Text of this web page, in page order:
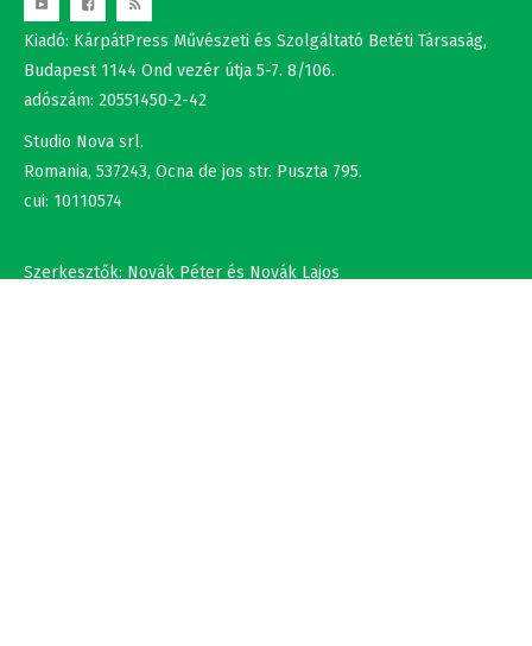
Kiadó: KárpátPress Művészeti és Szolgáltató Betéti Társaság,
Budapest 1144 Ond vezér útja 5-7. 8/106.
adószám: 20551450-2-42
Romania, 537243, Ocna de jos str. Puszta 795.
cui: 10110574
+36302308877 , +40737875931